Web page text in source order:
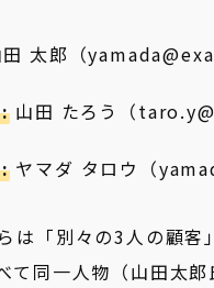
太郎（
山田 たろう（
ヤマダ タロウ（
は「別々の3人の顧
て同一人物（山田太